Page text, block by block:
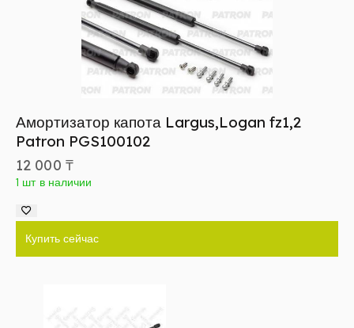
Амортизатор капота Largus,Logan fz1,2
Patron PGS100102
12 000 ₸
1 шт в наличии
Купить сейчас